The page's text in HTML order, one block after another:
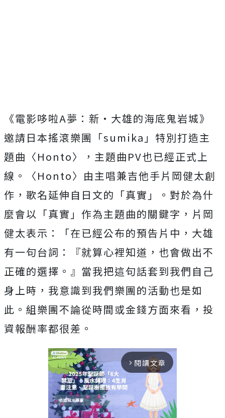
《電影哆啦A夢：新‧大雄的海底鬼岩城》
邀請日本搖滾樂團「su mika 」特別打造主
題曲〈Honto〉，主題曲PV也已經正式上
線。〈Honto〉 由主唱兼吉他手片岡健太創
作，歌名延伸自日文的「真實」。 對於為什
麼會以「真實」作為主題曲的關鍵字，片岡
健太表示：「在已經公布的預告片中，大雄
有一句台詞：『就算心裡知道， 也會做出不
正確的選擇。』當我把這句話套到我們自己
身上時， 我意識到我們樂團的活動也是如
此。 組樂團不論從時間或金錢方面來看，投
資報酬率都很差。
arrow_forward_ios 閱讀文章